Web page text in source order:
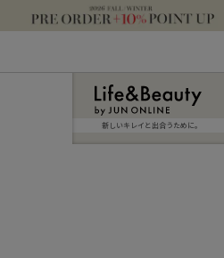
新しいキレイと出合うために。